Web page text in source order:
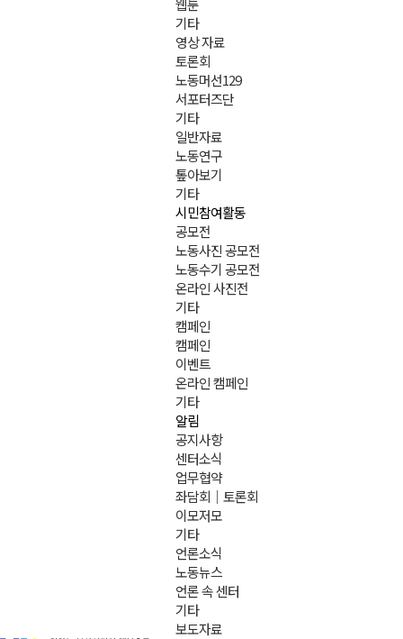
웹툰
기타
영상 자료
토론회
노동머선129
서포터즈단
기타
일반자료
노동연구
톺아보기
기타
시민참여활동
공모전
노동사진 공모전
노동수기 공모전
온라인 사진전
기타
캠페인
캠페인
이벤트
온라인 캠페인
기타
알림
공지사항
센터소식
업무협약
좌담회｜토론회
이모저모
기타
언론소식
노동뉴스
언론 속 센터
기타
보도자료